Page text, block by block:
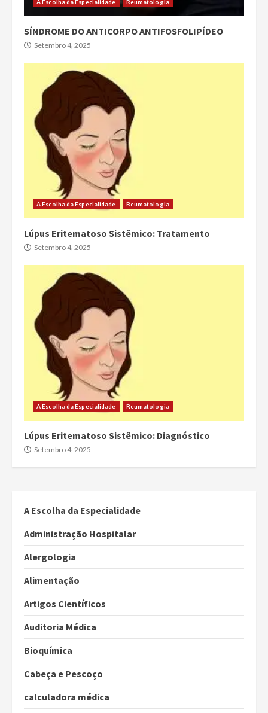
A Escolha da Especialidade Reumatologia
SÍNDROME DO ANTICORPO ANTIFOSFOLIPÍDEO
Setembro 4, 2025
A Escolha da Especialidade Reumatologia
Lúpus Eritematoso Sistêmico: Tratamento
Setembro 4, 2025
A Escolha da Especialidade Reumatologia
Lúpus Eritematoso Sistêmico: Diagnóstico
Setembro 4, 2025
A Escolha da Especialidade
Administração Hospitalar
Alergologia
Alimentação
Artigos Científicos
Auditoria Médica
Bioquímica
Cabeça e Pescoço
calculadora médica